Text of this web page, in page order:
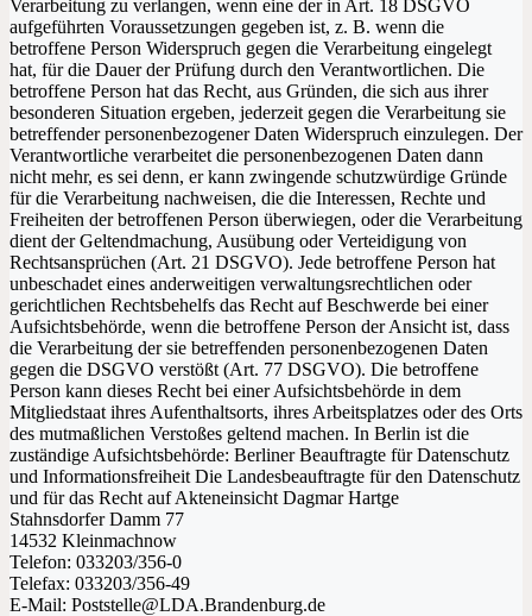
Verarbeitung zu verlangen, wenn eine der in Art. 18 DSGVO
aufgeführten Voraussetzungen gegeben ist, z. B. wenn die
betroffene Person Widerspruch gegen die Verarbeitung eingelegt
hat, für die Dauer der Prüfung durch den Verantwortlichen. Die
betroffene Person hat das Recht, aus Gründen, die sich aus ihrer
besonderen Situation ergeben, jederzeit gegen die Verarbeitung sie
betreffender personenbezogener Daten Widerspruch einzulegen. Der
Verantwortliche verarbeitet die personenbezogenen Daten dann
nicht mehr, es sei denn, er kann zwingende schutzwürdige Gründe
für die Verarbeitung nachweisen, die die Interessen, Rechte und
Freiheiten der betroffenen Person überwiegen, oder die Verarbeitung
dient der Geltendmachung, Ausübung oder Verteidigung von
Rechtsansprüchen (Art. 21 DSGVO). Jede betroffene Person hat
unbeschadet eines anderweitigen verwaltungsrechtlichen oder
gerichtlichen Rechtsbehelfs das Recht auf Beschwerde bei einer
Aufsichtsbehörde, wenn die betroffene Person der Ansicht ist, dass
die Verarbeitung der sie betreffenden personenbezogenen Daten
gegen die DSGVO verstößt (Art. 77 DSGVO). Die betroffene
Person kann dieses Recht bei einer Aufsichtsbehörde in dem
Mitgliedstaat ihres Aufenthaltsorts, ihres Arbeitsplatzes oder des Orts
des mutmaßlichen Verstoßes geltend machen. In Berlin ist die
zuständige Aufsichtsbehörde: Berliner Beauftragte für Datenschutz
und Informationsfreiheit Die Landesbeauftragte für den Datenschutz
und für das Recht auf Akteneinsicht Dagmar Hartge
Stahnsdorfer Damm 77
14532 Kleinmachnow
Telefon: 033203/356-0
Telefax: 033203/356-49
E-Mail: Poststelle@LDA.Brandenburg.de